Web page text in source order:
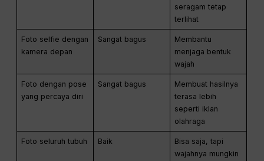
seragam tetap
terlihat
Foto selfie dengan
kamera depan
Sangat bagus
Membantu
menjaga bentuk
wajah
Foto dengan pose
yang percaya diri
Sangat bagus
Membuat hasilnya
terasa lebih
seperti iklan
olahraga
Foto seluruh tubuh Baik
Bisa saja, tapi
wajahnya mungkin